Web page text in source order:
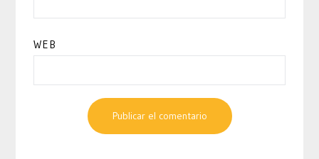
WEB